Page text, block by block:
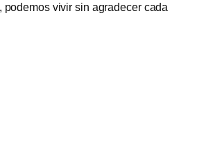
podemos vivir sin agradecer cada